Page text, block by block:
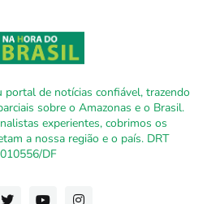
de notícias confiável, trazendo
sobre o Amazonas e o Brasil.
experientes, cobrimos os
a nossa região e o país. DRT
DF